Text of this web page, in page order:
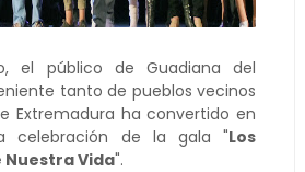
el público de Guadiana del
tanto de pueblos vecinos
Extremadura ha convertido en
celebración de la gala "Los
Nuestra Vida".